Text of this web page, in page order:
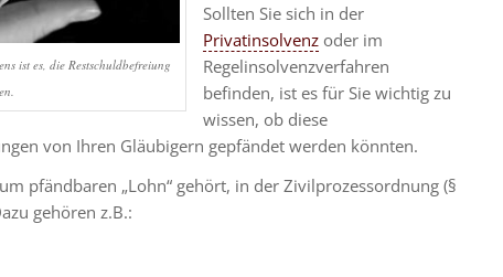
ist es, die Restschuldbefreiung
Sollten Sie sich in der
Privatinsolvenzoder im
Regelinsolvenzverfahren
befinden, ist es für Sie wichtig zu
wissen, ob diese
von Ihren Gläubigern gepfändet werden könnten.
pfändbaren „Lohn“ gehört, in der Zivilprozessordnung (§
gehören z.B.: